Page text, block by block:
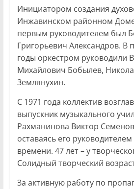
Инициатором создания
Инжавинском районном Доме
первым руководителем был
Григорьевич Александров. В
годы оркестром руководили
Михайлович Бобылев,
Землянухин.
С 1971 года коллектив
выпускник музыкального
Рахманинова Виктор
оставаясь его
времени. 47 лет – у
Солидный творческий
За активную работу по